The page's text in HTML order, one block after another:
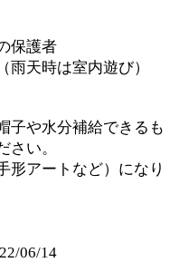
育て講
08/10～
育て講
08/10～
い！コ
保護者
天時は室内遊び）
子や水分補給できるも
さい。
形アートなど）になり
06/14